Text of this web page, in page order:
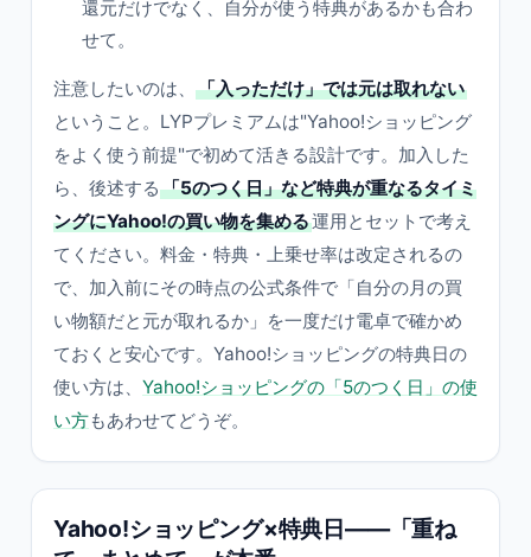
還元だけでなく、自分が使う特典があるかも合わ
せて。
注意したいのは、
「入っただけ」では元は取れない
ということ。LYPプレミアムは"Yahoo!ショッピング
をよく使う前提"で初めて活きる設計です。加入した
ら、後述する 「5のつく日」など特典が重なるタイミ
ングにYahoo!の買い物を集める運用とセットで考え
てください。料金・特典・上乗せ率は改定されるの
で、加入前にその時点の公式条件で「自分の月の買
い物額だと元が取れるか」を一度だけ電卓で確かめ
ておくと安心です。Yahoo!ショッピングの特典日の
使い方は、 Yahoo!ショッピングの「5のつく日」の使
い方もあわせてどうぞ。
Yahoo!ショッピング×特典日——「重ね